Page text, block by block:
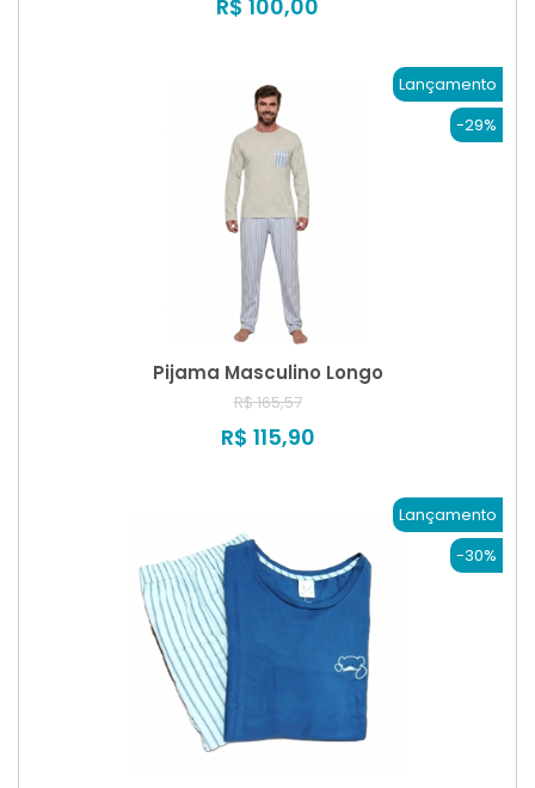
R$ 100,00
Lançamento
-29%
Pijama Masculino Longo
R$ 165,57
R$ 115,90
Lançamento
-30%